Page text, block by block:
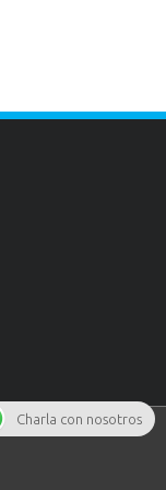
Charla con nosotros